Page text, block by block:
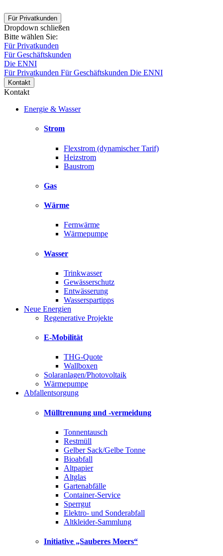
Für Privatkunden
Dropdown schließen
Bitte wählen Sie:
Für Privatkunden
Für Geschäftskunden
Die ENNI
Für Privatkunden Für Geschäftskunden Die ENNI
Kontakt
Kontakt
Energie & Wasser
Strom
Flexstrom (dynamischer Tarif)
Heizstrom
Baustrom
Gas
Wärme
Fernwärme
Wärmepumpe
Wasser
Trinkwasser
Gewässerschutz
Entwässerung
Wasserspartipps
Neue Energien
Regenerative Projekte
E-Mobilität
THG-Quote
Wallboxen
Solaranlagen/Photovoltaik
Wärmepumpe
Abfallentsorgung
Mülltrennung und -vermeidung
Tonnentausch
Restmüll
Gelber Sack/Gelbe Tonne
Bioabfall
Altpapier
Altglas
Gartenabfälle
Container-Service
Sperrgut
Elektro- und Sonderabfall
Altkleider-Sammlung
Initiative „Sauberes Moers“